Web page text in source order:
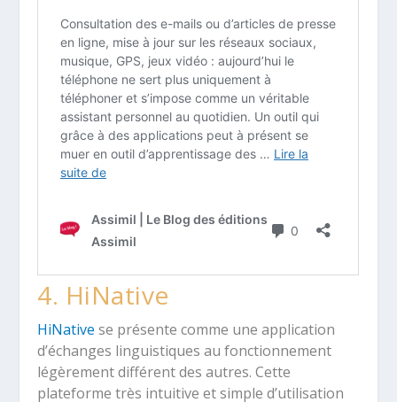
4. HiNative
HiNative se présente comme une application
d’échanges linguistiques au fonctionnement
légèrement différent des autres. Cette
plateforme très intuitive et simple d’utilisation